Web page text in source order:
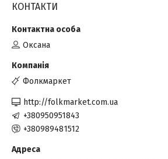
КОНТАКТИ
Оксана
Фолкмаркет
http://folkmarket.com.ua
+380950951843
+380989481512